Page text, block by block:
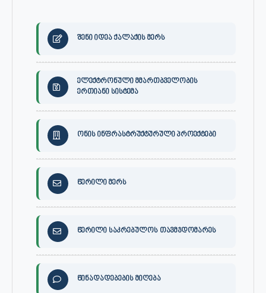
შენი იდეა ქალაქის მერს
ელექტრონული მმართბველობის
ერთიანი სისტემა
ონის ინფრასტრუქტურული პროექტები
წერილი მერს
წერილი საკრებულოს თავმჯდომარეს
წინადადებების მიღება